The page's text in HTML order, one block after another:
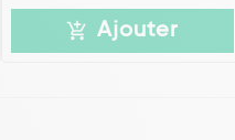
Ajouter